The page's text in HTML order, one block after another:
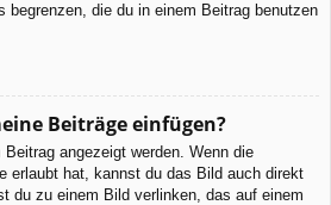
begrenzen, die du in einem Beitrag benutzen
Beiträge einfügen?
angezeigt werden. Wenn die
erlaubt hat, kannst du das Bild auch direkt
du zu einem Bild verlinken, das auf einem